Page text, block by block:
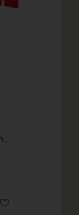
9 kt guld halskæde, Minnie mouse med klar zirkon